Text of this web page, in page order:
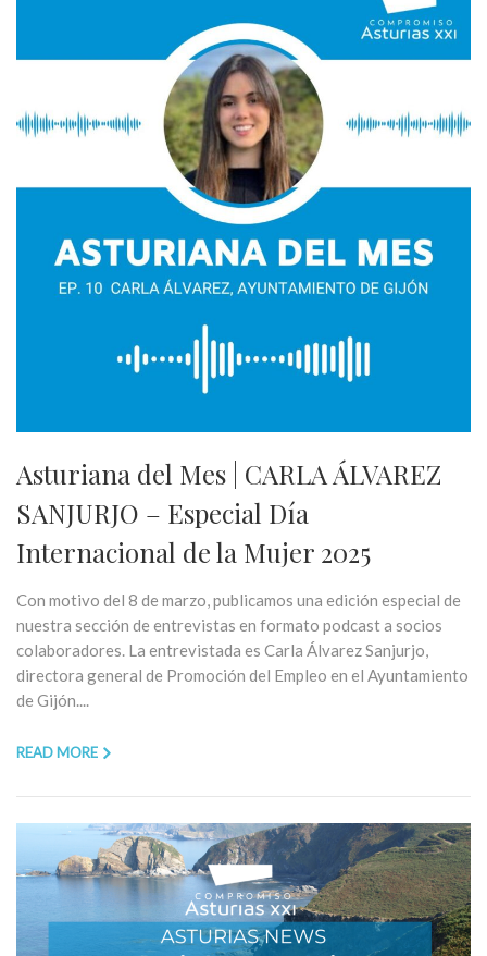
Asturiana del Mes | CARLA ÁLVAREZ
SANJURJO – Especial Día
Internacional de la Mujer 2025
Con motivo del 8 de marzo, publicamos una edición especial de
nuestra sección de entrevistas en formato podcast a socios
colaboradores. La entrevistada es Carla Álvarez Sanjurjo,
directora general de Promoción del Empleo en el Ayuntamiento
de Gijón....
READ MORE